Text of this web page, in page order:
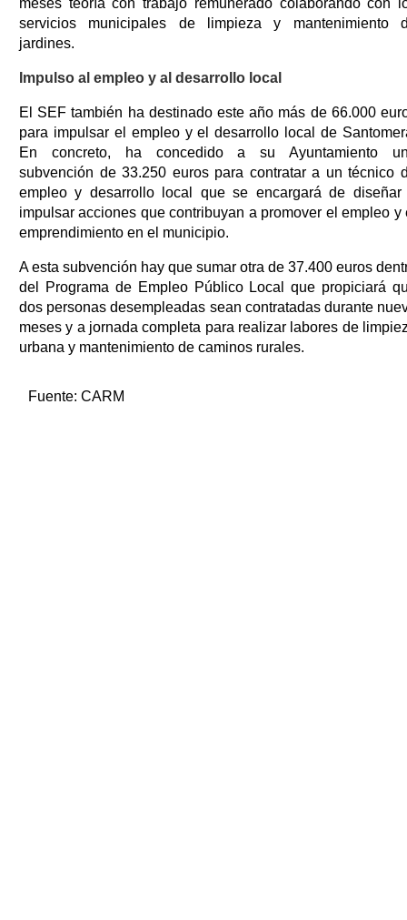
meses teoría con trabajo remunerado colaborando con
servicios municipales de limpieza y mantenimiento
jardines.
Impulso al empleo y al desarrollo local
El SEF también ha destinado este año más de 66.000
para impulsar el empleo y el desarrollo local de
En concreto, ha concedido a su Ayuntamiento
subvención de 33.250 euros para contratar a un técnico
empleo y desarrollo local que se encargará de diseñar
impulsar acciones que contribuyan a promover el empleo y
emprendimiento en el municipio.
A esta subvención hay que sumar otra de 37.400 euros
del Programa de Empleo Público Local que propiciará
dos personas desempleadas sean contratadas durante
meses y a jornada completa para realizar labores de
urbana y mantenimiento de caminos rurales.
Fuente: CARM